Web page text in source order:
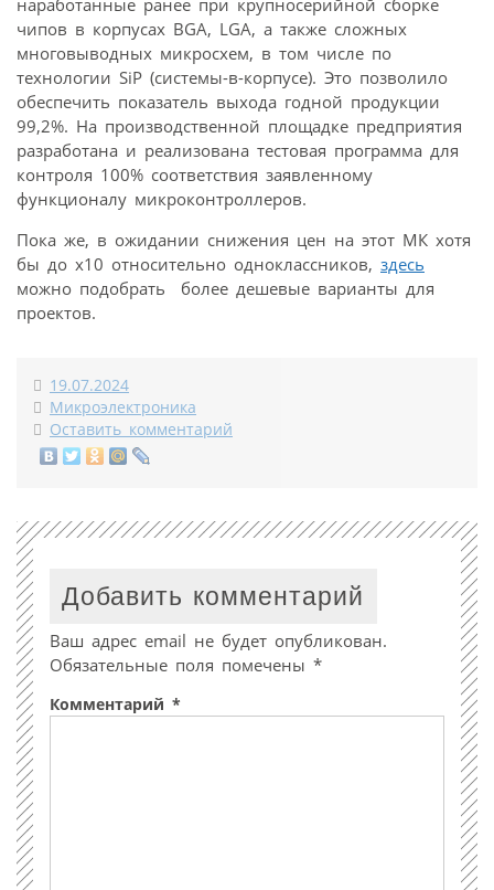
чипов в корпусах BGA, LGA, а также сложных
многовыводных микросхем, в том числе по
технологии SiP (системы-в-корпусе). Это позволило
обеспечить показатель выхода годной продукции
99,2%. На производственной площадке предприятия
разработана и реализована тестовая программа для
контроля 100% соответствия заявленному
функционалу микроконтроллеров.
Пока же, в ожидании снижения цен на этот МК хотя
бы до х10 относительно одноклассников, здесь
можно подобрать более дешевые варианты для
проектов.
19.07.2024
Микроэлектроника
Оставить комментарий
Добавить комментарий
Ваш адрес email не будет опубликован.
Обязательные поля помечены *
Комментарий *